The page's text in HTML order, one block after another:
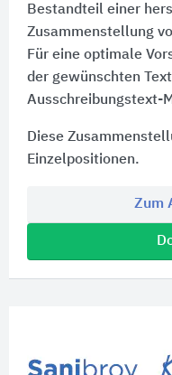
Bestandteil einer
Zusammenstellung
Für eine optimale
der gewünschten
Ausschreibungstext-
Diese
Einzelpositionen.
Zum